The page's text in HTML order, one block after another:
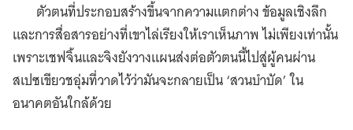
ตัวตนที่ประกอบสร้างขึ้นจากความแตกต่าง ข้อมูลเชิงลึก
และการสื่อสารอย่างที่เขาไล่เรียงให้เราเห็นภาพ ไม่เพียงเท่านั้น
เพราะเชฟจิ้นและจิงยังวางแผนส่งต่อตัวตนนี้ไปสู่ผู้คนผ่าน
สเปซเขียวชอุ่มที่วาดไว้ว่ามันจะกลายเป็น ‘สวนบำบัด’ ใน
อนาคตอันใกล้ด้วย